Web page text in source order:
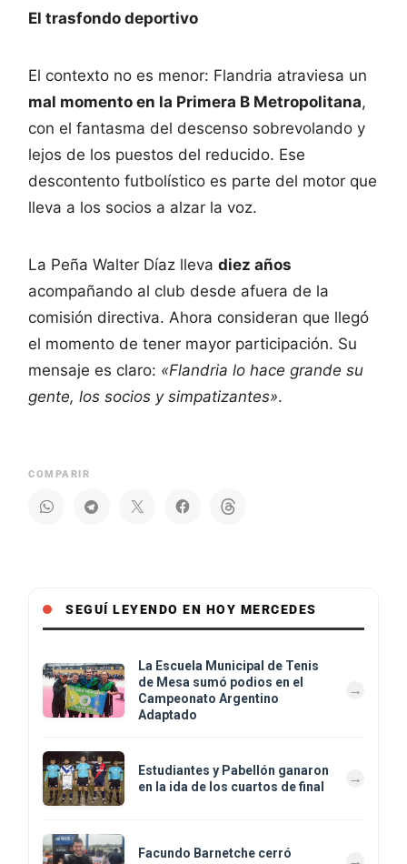
El trasfondo deportivo
El contexto no es menor: Flandria atraviesa un
mal momento en la Primera B Metropolitana,
con el fantasma del descenso sobrevolando y
lejos de los puestos del reducido. Ese
descontento futbolístico es parte del motor que
lleva a los socios a alzar la voz.
La Peña Walter Díaz lleva diez años
acompañando al club desde afuera de la
comisión directiva. Ahora consideran que llegó
el momento de tener mayor participación. Su
mensaje es claro: «Flandria lo hace grande su
gente, los socios y simpatizantes».
COMPARIR
SEGUÍ LEYENDO EN HOY MERCEDES
La Escuela Municipal de Tenis
de Mesa sumó podios en el
Campeonato Argentino
Adaptado
Estudiantes y Pabellón ganaron
en la ida de los cuartos de final
Facundo Barnetche cerró